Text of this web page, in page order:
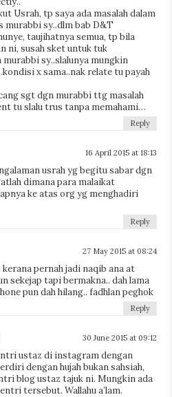
Usrah, tp saya ada masalah dalam
murabbi sy..dlm bab D&T
taujihatnya semua, tp bila
ni, susah sket untuk tuk
sy..slalunya mungkin
x sama..nak relate tu payah
sgt dgn murabbi ttg masalah
tu slalu trus tanpa memahami…
Reply
16 April 2015 at 18:13
usrah yg begitu sabar dgn
dimana para malaikat
ke atas org yg menghadiri
Reply
27 May 2015 at 08:24
kerana pernah jadi naqib ana at
sekejap tapi bermakna.. dah lama
pun dah hilang.. fadhlan peghok
Reply
30 June 2015 at 09:12
ustaz di instagram dengan
dengan hujah bukan sahsiah,
blog ustaz tajuk ni. Mungkin ada
tersebut. Wallahu a’lam.